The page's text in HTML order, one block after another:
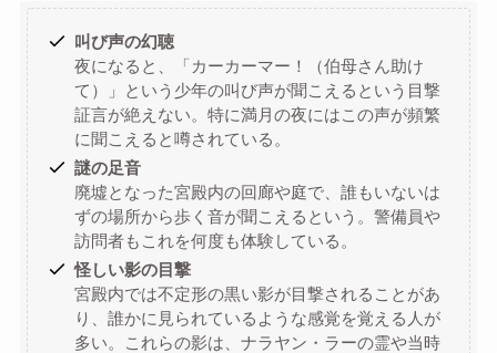
叫び声の幻聴
夜になると、「カーカーマー！（伯母さん助け
て）」という少年の叫び声が聞こえるという目撃
証言が絶えない。特に満月の夜にはこの声が頻繁
に聞こえると噂されている。
謎の足音
廃墟となった宮殿内の回廊や庭で、誰もいないは
ずの場所から歩く音が聞こえるという。警備員や
訪問者もこれを何度も体験している。
怪しい影の目撃
宮殿内では不定形の黒い影が目撃されることがあ
り、誰かに見られているような感覚を覚える人が
多い。これらの影は、ナラヤン・ラーの霊や当時